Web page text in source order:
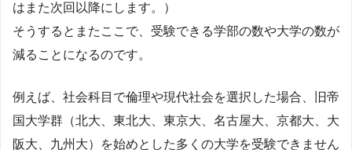
はまた次回以降にします。）
そうするとまたここで、受験できる学部の数や大学の数が
減ることになるのです。
例えば、社会科目で倫理や現代社会を選択した場合、旧帝
国大学群（北大、東北大、東京大、名古屋大、京都大、大
阪大、九州大）を始めとした多くの大学を受験できません